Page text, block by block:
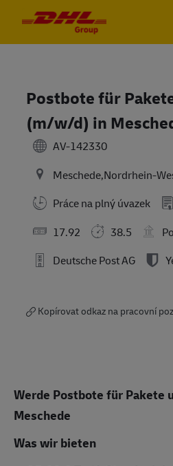
Postbote für
(m/w/d) in
AV-142330
Meschede,Nordrhein-
Práce na plný úvazek
17.92
38.5
Deutsche Post AG
Kopírovat odkaz na pracovní
Werde Postbote für Pakete
Meschede
Was wir bieten